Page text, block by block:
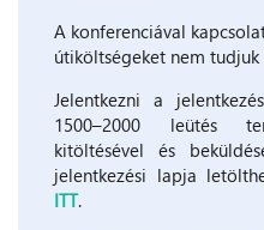
A konferenciával
útiköltségeket nem
Jelentkezni a
1500–2000 leütés
kitöltésével és
jelentkezési lapja
ITT.